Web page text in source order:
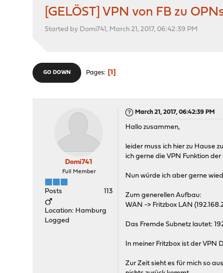
[GELÖST] VPN von FB zu
Started by Domi741, March 21, 2017, 06:42:39 PM
GO DOWN Pages 1
Domi741
Full Member
Posts 113
Location: Hamburg
Logged
March 21, 2017, 06:42:39 PM
Hallo zusammen,
leider muss ich hier zu Hause
ich gerne die VPN Funktion
Nun würde ich aber gerne
Zum generellen Aufbau:
WAN -> Fritzbox LAN
Das Fremde Subnetz lautet:
In meiner Fritzbox ist der VPN
Zur Zeit sieht es für mich so